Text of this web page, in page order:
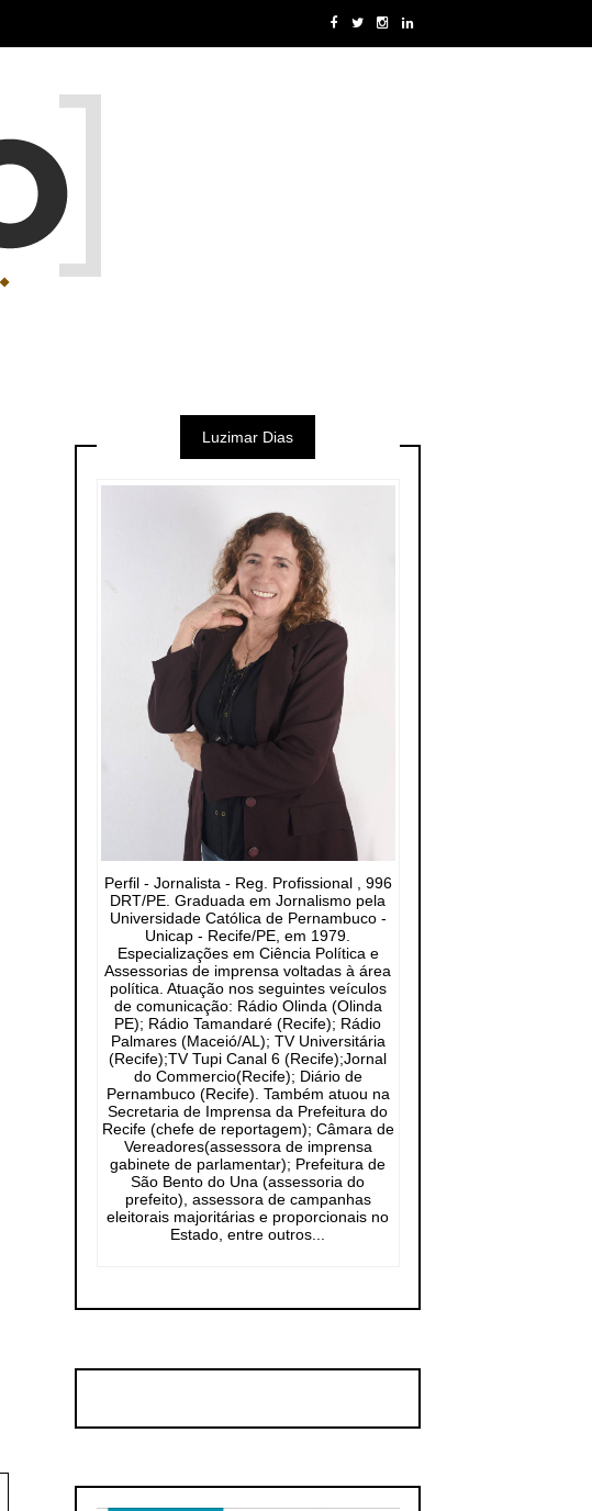
Luzimar Dias
Perfil - Jornalista - Reg. Profissional , 996
DRT/PE. Graduada em Jornalismo pela
Universidade Católica de Pernambuco -
Unicap - Recife/PE, em 1979.
Especializações em Ciência Política e
Assessorias de imprensa voltadas à área
política. Atuação nos seguintes veículos
de comunicação: Rádio Olinda (Olinda
PE); Rádio Tamandaré (Recife); Rádio
Palmares (Maceió/AL); TV Universitária
(Recife);TV Tupi Canal 6 (Recife);Jornal
do Commercio(Recife); Diário de
Pernambuco (Recife). Também atuou na
Secretaria de Imprensa da Prefeitura do
Recife (chefe de reportagem); Câmara de
Vereadores(assessora de imprensa
gabinete de parlamentar); Prefeitura de
São Bento do Una (assessoria do
prefeito), assessora de campanhas
eleitorais majoritárias e proporcionais no
Estado, entre outros...